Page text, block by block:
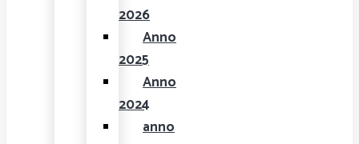
2026
Anno
2025
Anno
2024
anno